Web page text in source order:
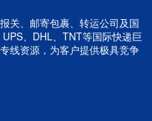
关、邮寄包裹、转运公司及国
、DHL、TNT等国际快递巨
线资源，为客户提供极具竞争